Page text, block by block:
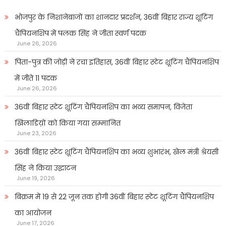
भोजपुर के निशानेबाजों का शानदार प्रदर्शन, 36वीं बिहार राज्य शूटिंग
चैंपियनशिप में पलक सिंह ने जीता स्वर्ण पदक
June 26, 2026
पिता-पुत्र की जोड़ी ने रचा इतिहास, 36वीं बिहार स्टेट शूटिंग चैंपियनशिप
में जीते 11 पदक
June 26, 2026
36वीं बिहार स्टेट शूटिंग चैंपियनशिप का भव्य समापन, विजेता
खिलाडिय़ों को किया गया सम्मानित
June 23, 2026
36वीं बिहार स्टेट शूटिंग चैंपियनशिप का भव्य शुभारंभ, खेल मंत्री श्रेयसी
सिंह ने किया उद्घाटन
June 19, 2026
बिक्रम में 19 से 22 जून तक होगी 36वीं बिहार स्टेट शूटिंग चैंपियनशिप
का आयोजन
June 17, 2026